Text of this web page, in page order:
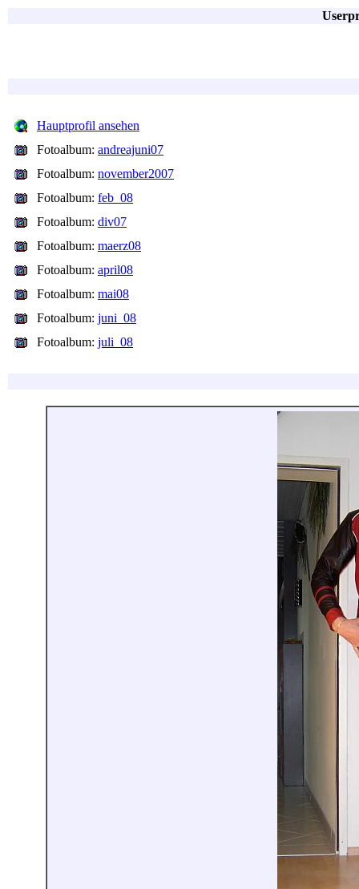
Hauptprofil ansehen
Fotoalbum: andreajuni07
Fotoalbum: november2007
Fotoalbum: feb_08
Fotoalbum: div07
Fotoalbum: maerz08
Fotoalbum: april08
Fotoalbum: mai08
Fotoalbum: juni_08
Fotoalbum: juli_08